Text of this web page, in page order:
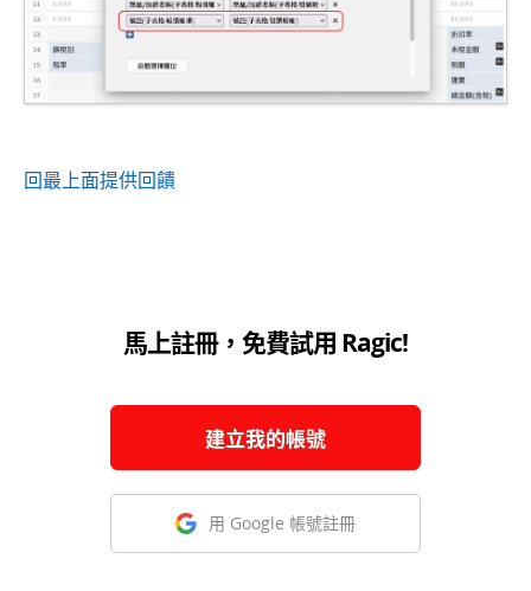
回最上面提供回饋
馬上註冊，免費試用 Ragic!
建立我的帳號
用 Google 帳號註冊